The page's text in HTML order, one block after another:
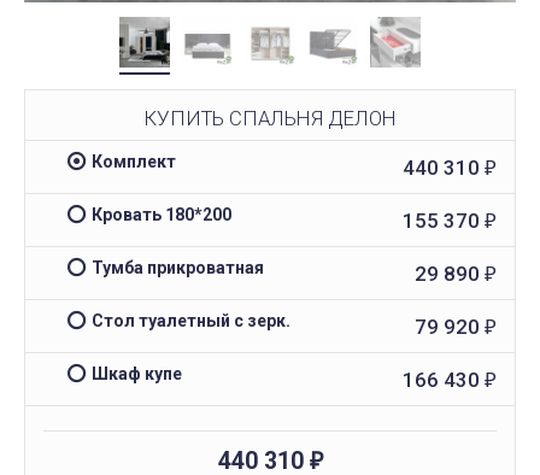
КУПИТЬ СПАЛЬНЯ ДЕЛОН
Комплект 440 310 ₽
Кровать 180*200 155 370 ₽
Тумба прикроватная 29 890 ₽
Стол туалетный с зерк. 79 920 ₽
Шкаф купе 166 430 ₽
440 310 ₽